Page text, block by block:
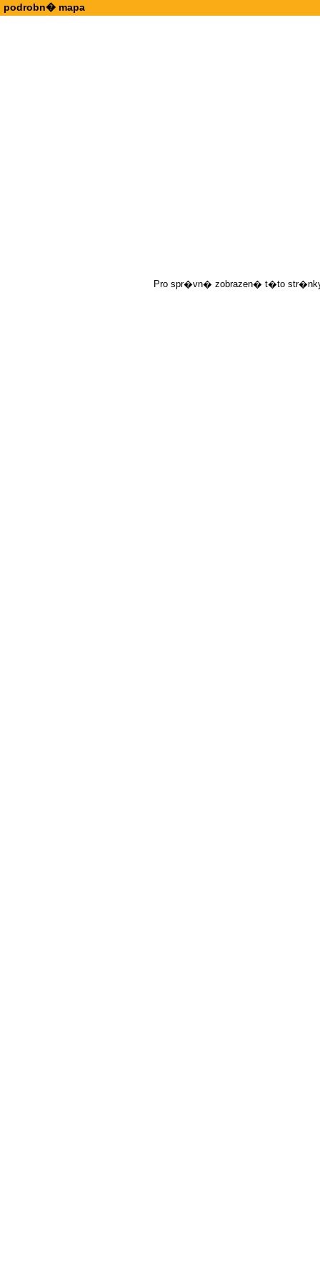
podrobn� mapa
Pro spr�vn� zobrazen� t�to